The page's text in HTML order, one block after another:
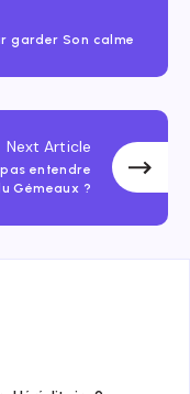
garder Son calme
Next Article
entendre
Gémeaux ?